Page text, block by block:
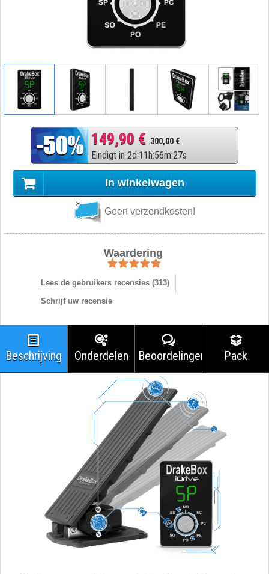
149,90 € 300,00 €
Eindigt in 2d:11 h:56m:26s
In winkelwagen
Geen verzendkosten!
Waardering
Lees de gebruikers recensies (313)
Schrijf uw recensie
Beschrijving Onderdelen Beoordelingen Pack